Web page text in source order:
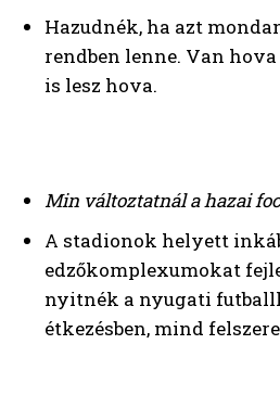
Hazudnék, ha azt
rendben lenne. Van
is lesz hova.
Min változtatnál a hazai
A stadionok helyett
edzőkomplexumokat
nyitnék a nyugati
étkezésben, mind